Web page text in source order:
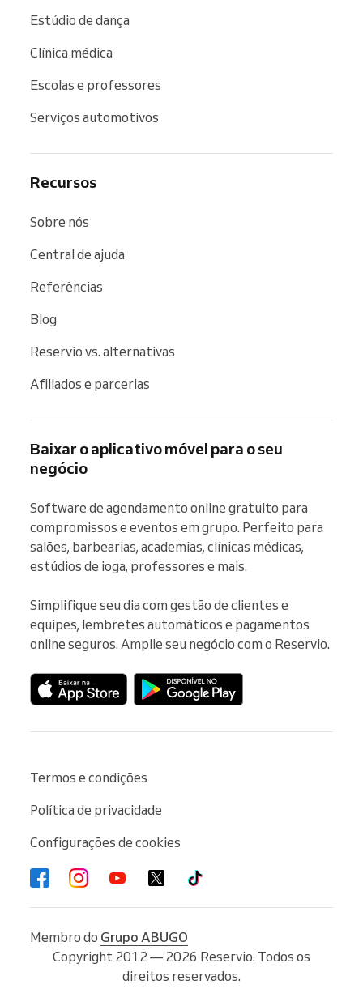
Estúdio de dança
Clínica médica
Escolas e professores
Serviços automotivos
Recursos
Sobre nós
Central de ajuda
Referências
Blog
Reservio vs. alternativas
Afiliados e parcerias
Baixar o aplicativo móvel para o seu
negócio
Software de agendamento online gratuito para
compromissos e eventos em grupo. Perfeito para
salões, barbearias, academias, clínicas médicas,
estúdios de ioga, professores e mais.
Simplifique seu dia com gestão de clientes e
equipes, lembretes automáticos e pagamentos
online seguros. Amplie seu negócio com o Reservio.
Termos e condições
Política de privacidade
Configurações de cookies
Membro do Grupo ABUGO
Copyright 2012 — 2026 Reservio. Todos os
direitos reservados.